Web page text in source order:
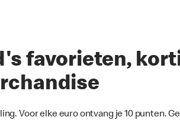
favorieten,
Voor elke euro ontvang je 10 punten.